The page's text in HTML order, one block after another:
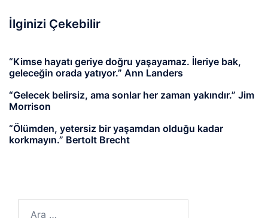
İlginizi Çekebilir
“Kimse hayatı geriye doğru yaşayamaz. İleriye bak,
geleceğin orada yatıyor.” Ann Landers
“Gelecek belirsiz, ama sonlar her zaman yakındır.” Jim
Morrison
“Ölümden, yetersiz bir yaşamdan olduğu kadar
korkmayın.” Bertolt Brecht